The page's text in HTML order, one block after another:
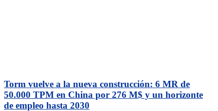
Torm vuelve a la nueva construcción: 6 MR de
50.000 TPM en China por 276 M$ y un horizonte
de empleo hasta 2030